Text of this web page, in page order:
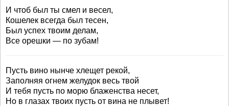
И чтоб был ты смел и весел,
Кошелек всегда был тесен,
Был успех твоим делам,
Все орешки — по зубам!
Пусть вино нынче хлещет рекой,
Заполняя огнем желудок весь твой
И тебя пусть по морю блаженства несет,
Но в глазах твоих пусть от вина не плывет!